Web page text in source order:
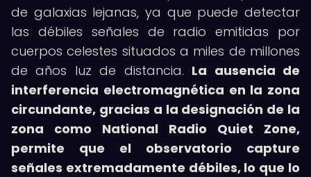
de galaxias lejanas, ya que puede detectar
las débiles señales de radio emitidas por
cuerpos celestes situados a miles de millones
de años luz de distancia. La ausencia de
interferencia electromagnética en la zona
circundante, gracias a la designación de la
zona como National Radio Quiet Zone,
permite que el observatorio capture
señales extremadamente débiles, lo que lo